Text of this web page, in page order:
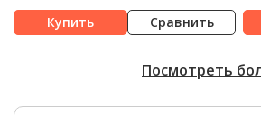
Сравнить
Посмотреть